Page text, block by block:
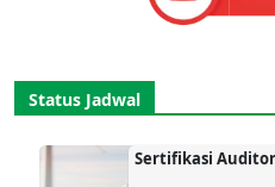
Status Jadwal
Sertifikasi Auditor